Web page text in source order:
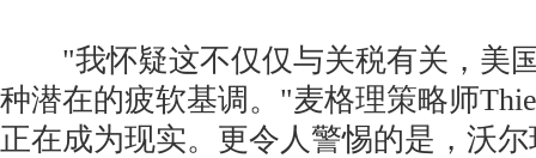
"我怀疑这不仅仅与关税有关，美
种潜在的疲软基调。"麦格理策略师
正在成为现实。更令人警惕的是，沃